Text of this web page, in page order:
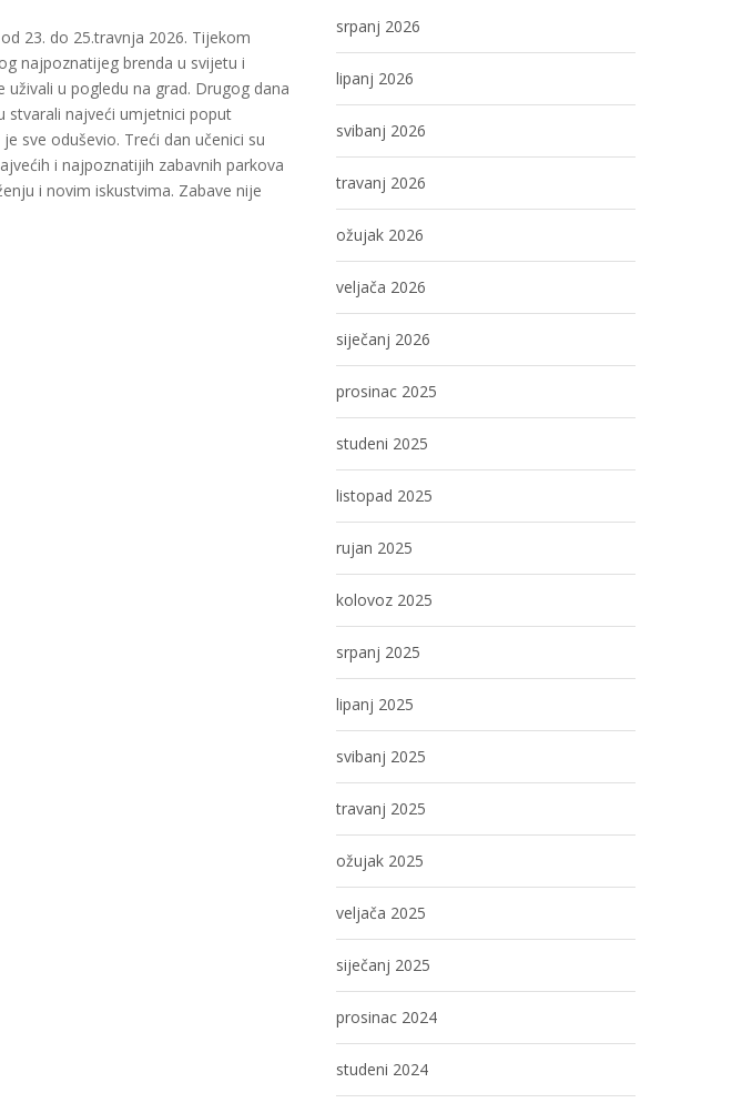
23. do 25.travnja 2026. Tijekom
najpoznatijeg brenda u svijetu i
u pogledu na grad. Drugog dana
stvarali najveći umjetnici poput
sve oduševio. Treći dan učenici su
i najpoznatijih zabavnih parkova
i novim iskustvima. Zabave nije
srpanj 2026
lipanj 2026
svibanj 2026
travanj 2026
ožujak 2026
veljača 2026
siječanj 2026
prosinac 2025
studeni 2025
listopad 2025
rujan 2025
kolovoz 2025
srpanj 2025
lipanj 2025
svibanj 2025
travanj 2025
ožujak 2025
veljača 2025
siječanj 2025
prosinac 2024
studeni 2024